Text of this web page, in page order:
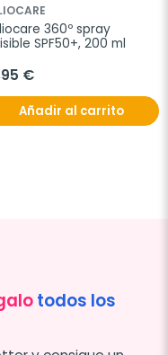
360º spray
SPF50+, 200 ml
€
Añadir al carrito
todos los